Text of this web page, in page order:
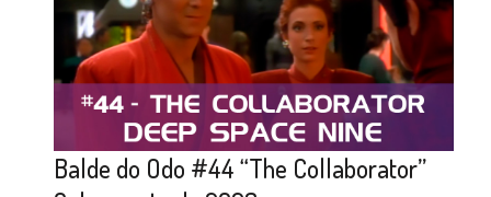
Balde do Odo #44 “The Collaborator”